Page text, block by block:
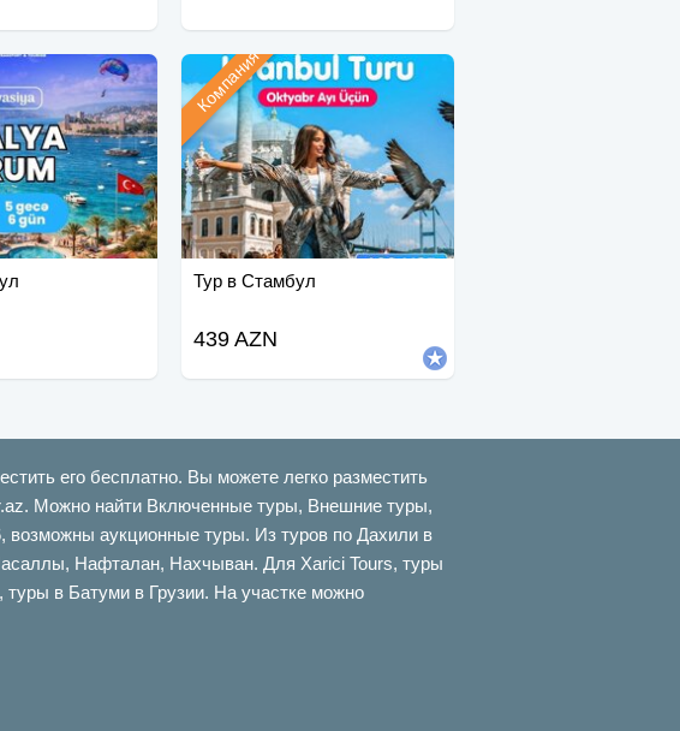
Тур в Стамбул
Компания
439 AZN
его бесплатно. Вы можете легко разместить
Можно найти Включенные туры, Внешние туры,
аукционные туры. Из туров по Дахили в
Нафталан, Нахчыван. Для Xarici Tours, туры
в Батуми в Грузии. На участке можно